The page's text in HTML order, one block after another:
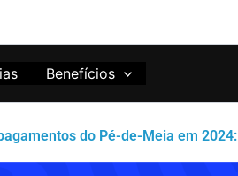
Benefícios
do Pé-de-Meia em 2024: